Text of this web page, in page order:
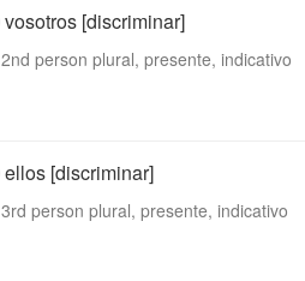
vosotros [discriminar]
2nd person plural, presente, indicativo
ellos [discriminar]
3rd person plural, presente, indicativo